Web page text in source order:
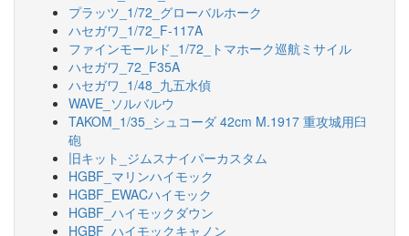
プラッツ_1/72_グローバルホーク
ハセガワ_1/72_F-117A
ファインモールド_1/72_トマホーク巡航ミサイル
ハセガワ_72_F35A
ハセガワ_1/48_九五水偵
WAVE_ソルバルウ
TAKOM_1/35_シュコーダ 42cm M.1917 重攻城用臼
砲
旧キット_ジムスナイパーカスタム
HGBF_マリンハイモック
HGBF_EWACハイモック
HGBF_ハイモックダウン
HGBF_ハイモックキャノン